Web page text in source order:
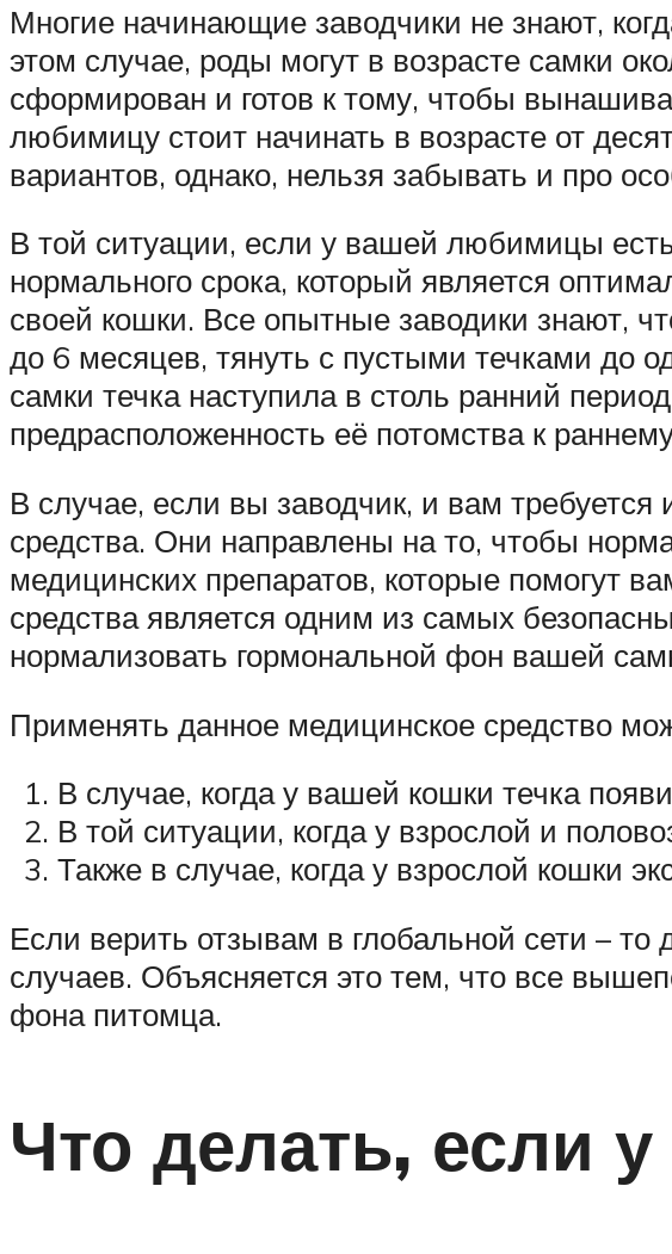
Многие начинающие заводчики не знают,
этом случае, роды могут в возрасте самки
сформирован и готов к тому, чтобы
любимицу стоит начинать в возрасте от
вариантов, однако, нельзя забывать и про
В той ситуации, если у вашей любимицы
нормального срока, который является
своей кошки. Все опытные заводики знают,
до 6 месяцев, тянуть с пустыми течками до
самки течка наступила в столь ранний
предрасположенность её потомства к
В случае, если вы заводчик, и вам требуется
средства. Они направлены на то, чтобы
медицинских препаратов, которые помогут
средства является одним из самых
нормализовать гормональной фон вашей
Применять данное медицинское средство
В случае, когда у вашей кошки течка
В той ситуации, когда у взрослой и
Также в случае, когда у взрослой кошки
Если верить отзывам в глобальной сети –
случаев. Объясняется это тем, что все
фона питомца.
Что делать, если